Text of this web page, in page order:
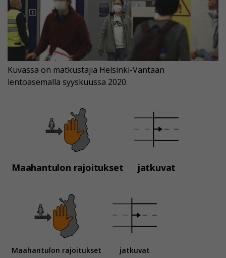
Maahantulon rajoitukset jatkuvat
Kuvassa on matkustajia Helsinki-Vantaan
lentoasemalla syyskuussa 2020.
Maahantulon rajoitukset jatkuvat